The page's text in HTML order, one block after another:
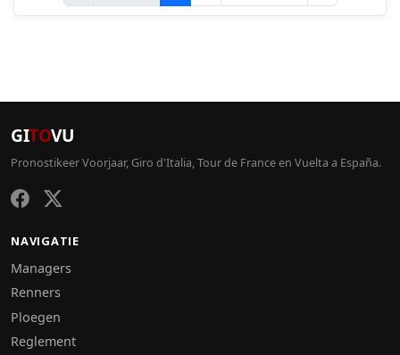
GITOVU
Pronostikeer Voorjaar, Giro d'Italia, Tour de France en Vuelta a España.
NAVIGATIE
Managers
Renners
Ploegen
Reglement